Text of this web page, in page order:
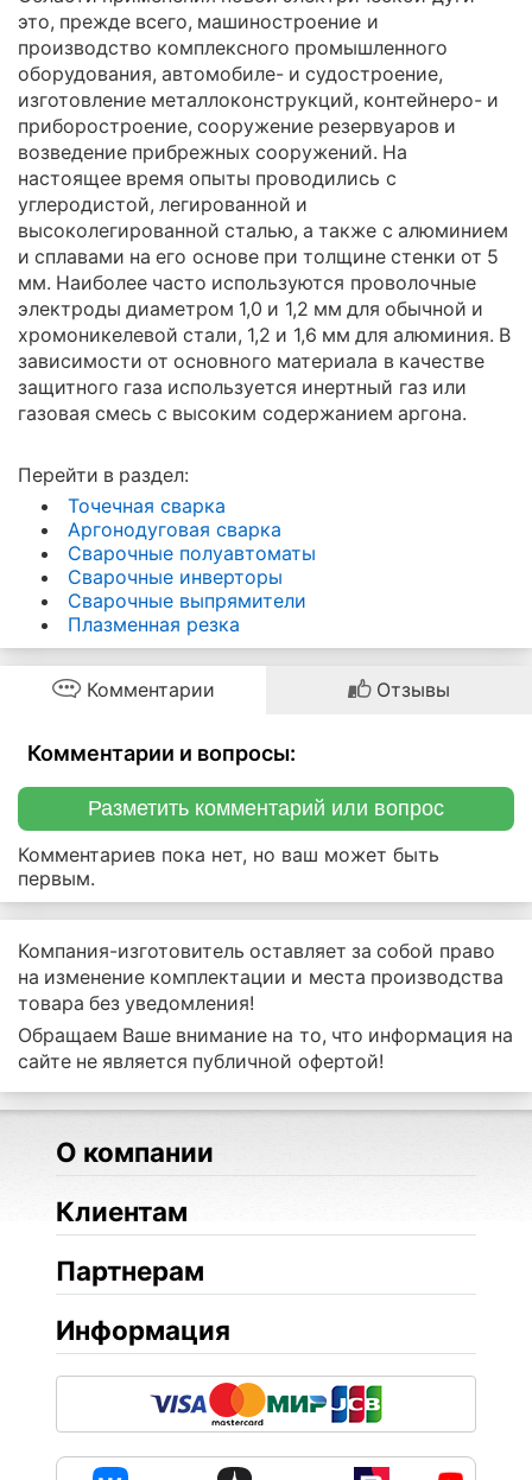
это, прежде всего, машиностроение и
производство комплексного промышленного
оборудования, автомобиле- и судостроение,
изготовление металлоконструкций, контейнеро- и
приборостроение, сооружение резервуаров и
возведение прибрежных сооружений. На
настоящее время опыты проводились с
углеродистой, легированной и
высоколегированной сталью, а также с алюминием
и сплавами на его основе при толщине стенки от 5
мм. Наиболее часто используются проволочные
электроды диаметром 1,0 и 1,2 мм для обычной и
хромоникелевой стали, 1,2 и 1,6 мм для алюминия. В
зависимости от основного материала в качестве
защитного газа используется инертный газ или
газовая смесь с высоким содержанием аргона.
Перейти в раздел:
Точечная сварка
Аргонодуговая сварка
Сварочные полуавтоматы
Сварочные инверторы
Сварочные выпрямители
Плазменная резка
Комментарии Отзывы
Комментарии и вопросы:
Разметить комментарий или вопрос
Комментариев пока нет, но ваш может быть
первым.
Компания-изготовитель оставляет за собой право
на изменение комплектации и места производства
товара без уведомления!
Обращаем Ваше внимание на то, что информация на
сайте не является публичной офертой!
О компании
Клиентам
Партнерам
Информация